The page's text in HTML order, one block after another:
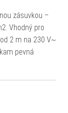
zásuvkou –
Vhodný pro
2 m na 230 V~
pevná